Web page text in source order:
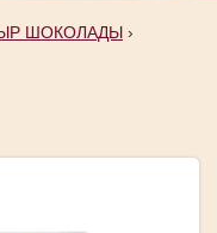
ШОКОЛАДЫ ›